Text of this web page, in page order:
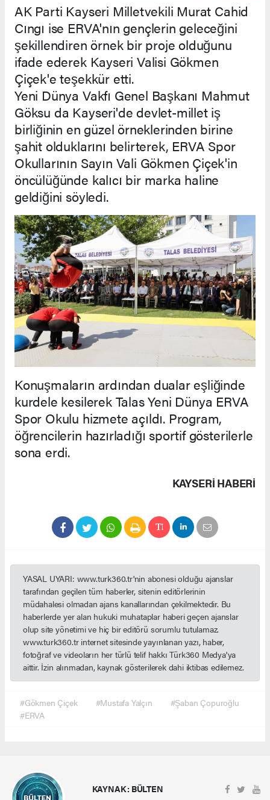
AK Parti Kayseri Milletvekili Murat Cahid
Cıngı ise ERVA'nın gençlerin geleceğini
şekillendiren örnek bir proje olduğunu
ifade ederek Kayseri Valisi Gökmen
Çiçek'e teşekkür etti.
Yeni Dünya Vakfı Genel Başkanı Mahmut
Göksu da Kayseri'de devlet-millet iş
birliğinin en güzel örneklerinden birine
şahit olduklarını belirterek, ERVA Spor
Okullarının Sayın Vali Gökmen Çiçek'in
öncülüğünde kalıcı bir marka haline
geldiğini söyledi.
Konuşmaların ardından dualar eşliğinde
kurdele kesilerek Talas Yeni Dünya ERVA
Spor Okulu hizmete açıldı. Program,
öğrencilerin hazırladığı sportif gösterilerle
sona erdi.
KAYSERI HABERİ
YASAL UYARI: www.turk360.tr'nin abonesi olduğu ajanslar
tarafından geçilen tüm haberler, sitenin editörlerinin
müdahalesi olmadan ajans kanallarından çekilmektedir. Bu
haberlerde yer alan hukuki muhataplar haberi geçen ajanslar
olup site yönetimi ve hiç bir editörü sorumlu tutulamaz.
www.turk360.tr internet sitesinde yayınlanan yazı, haber,
fotoğraf ve videoların her türlü telif hakkı Türk360 Medya'ya
aittir. İzin alınmadan, kaynak gösterilerek dahi iktibas edilemez.
#Gökmen Çiçek #Mustafa Yalçın
#Şaban Çopuroğlu
#ERVA
KAYNAK : BÜLTEN